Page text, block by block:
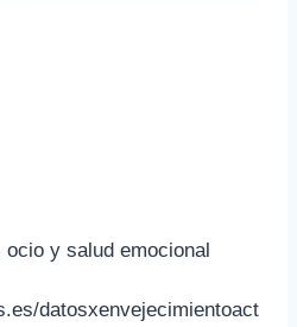
y salud emocional
datosxenvejecimientoact